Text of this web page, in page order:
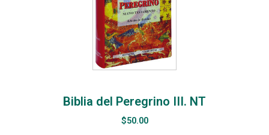
Biblia del Peregrino III. NT
$50.00